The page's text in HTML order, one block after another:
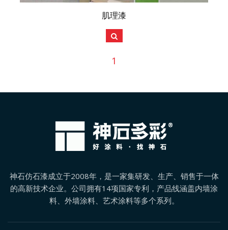
肌理漆
1
神石仿石漆成立于2008年，是一家集研发、生产、销售于一体
的高新技术企业。公司拥有14项国家专利，产品线涵盖内墙涂
料、外墙涂料、艺术涂料等多个系列。